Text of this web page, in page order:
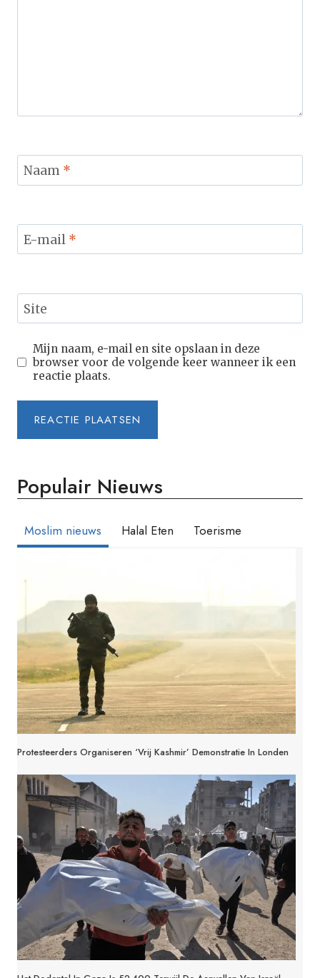
Naam *
E-mail *
Site
Mijn naam, e-mail en site opslaan in deze
browser voor de volgende keer wanneer ik een
reactie plaats.
Populair Nieuws
Moslim nieuws Halal Eten Toerisme
Protesteerders Organiseren ‘Vrij Kashmir’ Demonstratie In Londen